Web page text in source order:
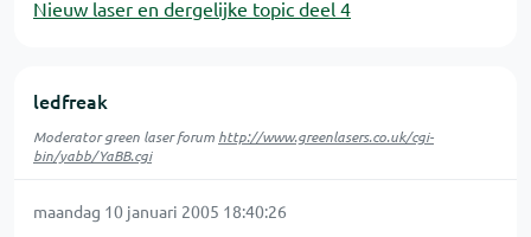
Nieuw laser en dergelijke topic deel 4
ledfreak
Moderator green laser forum http://www.greenlasers.co.uk/cgi-
bin/yabb/YaBB.cgi
maandag 10 januari 2005 18:40:26